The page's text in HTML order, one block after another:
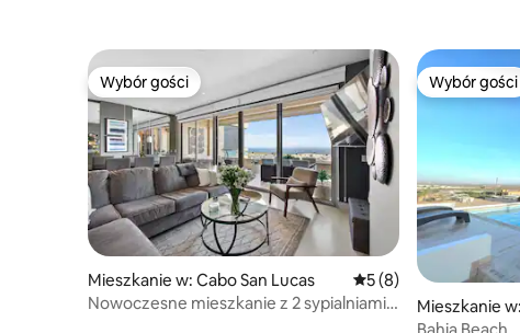
Wybór gości
Wybór gości
Mieszkanie w: Cabo San Lucas Średnia ocena: 5 na
5 (8)
Nowoczesne mieszkanie z 2 sypialniami ·
Wybór gości
Wybór gości
Mieszkanie
as